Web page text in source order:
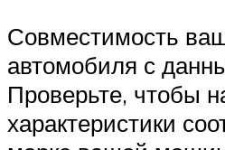
Совместимость
автомобиля с
Проверьте, чтобы
характеристики